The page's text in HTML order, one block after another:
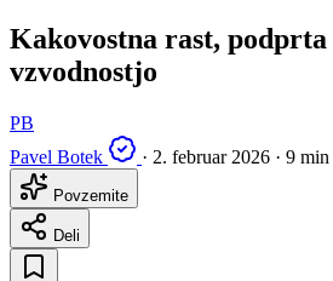
Kakovostna rast,
vzvodnostjo
PB
Pavel Botek
· 2. februar 2026 · 9 min
Povzemite
Deli